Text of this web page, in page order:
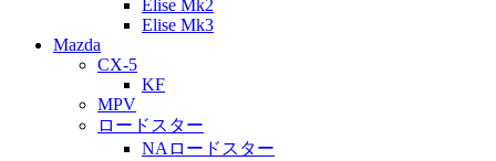
Elise Mk2
Elise Mk3
Mazda
CX-5
KF
MPV
ロードスター
NAロードスター